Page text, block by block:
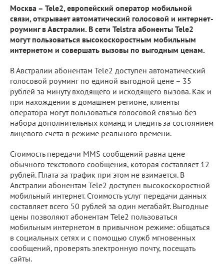
Москва – Tele2, европейский оператор мобильной
связи, открывает автоматический голосовой и интернет-
роуминг в Австралии. В сети Telstra абоненты Tele2
могут пользоваться высокоскоростным мобильным
интернетом и совершать вызовы по выгодным ценам.
В Австралии абонентам Tele2 доступен автоматический
голосовой роуминг по единой выгодной цене – 35
рублей за минуту входящего и исходящего вызова. Как и
при нахождении в домашнем регионе, клиенты
оператора могут пользоваться голосовой связью без
набора дополнительных команд и следить за состоянием
лицевого счета в режиме реального времени.
Стоимость передачи MMS сообщений равна цене
обычного текстового сообщения, которая составляет 12
рублей. Плата за трафик при этом не взимается. В
Австралии абонентам Tele2 доступен высокоскоростной
мобильный интернет. Стоимость услуг передачи данных
составляет всего 50 рублей за один мегабайт. Выгодные
цены позволяют абонентам Tele2 пользоваться
мобильным интернетом в привычном режиме: общаться
в социальных сетях и с помощью служб мгновенных
сообщений, проверять электронную почту, посещать
сайты.